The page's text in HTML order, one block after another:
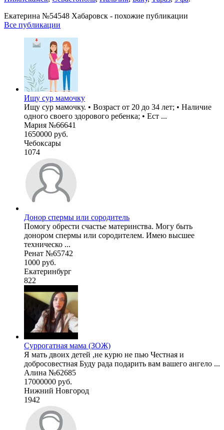
Екатерина №54548 Хабаровск - похожие публикации
Все публикации
Ищу сур мамочку
Ищу сур мамочку. • Возраст от 20 до 34 лет; • Наличие
одного своего здорового ребенка; • Ест ...
Мария №66641
1650000 руб.
Чебоксары
1074
Донор спермы или сородитель
Помогу обрести счастье материнства. Могу быть
донором спермы или сородителем. Имею высшее
техническо ...
Ренат №65742
1000 руб.
Екатеринбург
822
Суррогатная мама (ЗОЖ)
Я мать двоих детей ,не курю не пью Честная и
добросовестная Буду рада подарить вам вашего ангело ...
Алина №62685
17000000 руб.
Нижний Новгород
1942